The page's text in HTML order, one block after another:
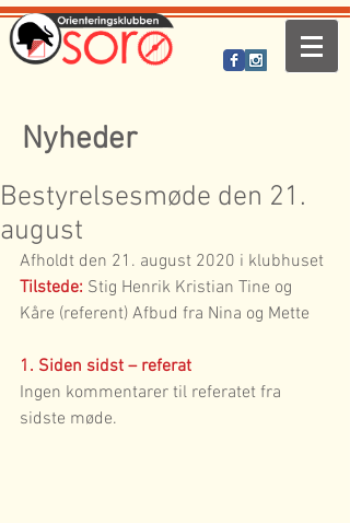
Nyheder
Bestyrelsesmøde den 21.
august
Afholdt den 21. august 2020 i klubhuset
Tilstede: Stig Henrik Kristian Tine og
Kåre (referent) Afbud fra Nina og Mette
1. Siden sidst – referat
Ingen kommentarer til referatet fra
sidste møde.